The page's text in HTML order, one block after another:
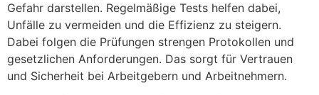
Gefahr darstellen. Regelmäßige Tests helfen dabei,
Unfälle zu vermeiden und die Effizienz zu steigern.
Dabei folgen die Prüfungen strengen Protokollen und
gesetzlichen Anforderungen. Das sorgt für Vertrauen
und Sicherheit bei Arbeitgebern und Arbeitnehmern.